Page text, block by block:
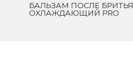
БАЛЬЗАМ ПОСЛЕ БРИТЬЯ
ОХЛАЖДАЮЩИЙ PRO